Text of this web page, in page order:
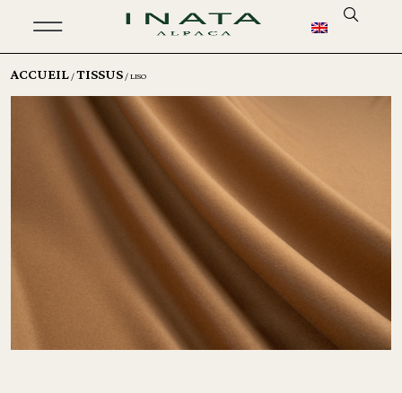
ACCUEIL /TISSUS / LISO